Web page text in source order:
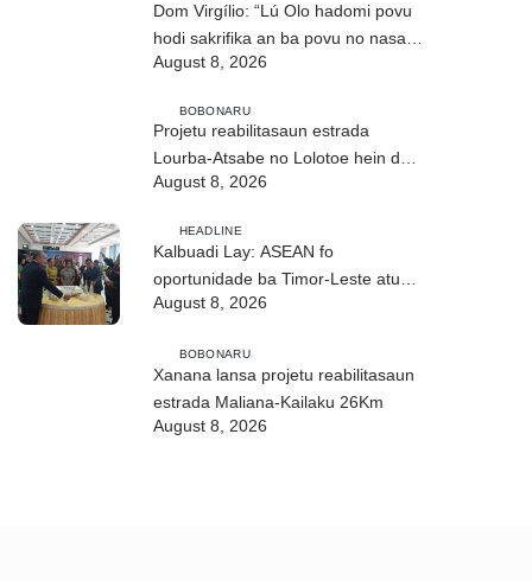
Dom Virgílio: “Lú Olo hadomi povu
hodi sakrifika an ba povu no nasaun
ho fuan”
August 8, 2026
BOBONARU
Projetu reabilitasaun estrada
Lourba-Atsabe no Lolotoe hein de’it
vistu tribunál
August 8, 2026
HEADLINE
Kalbuadi Lay: ASEAN fo
oportunidade ba Timor-Leste atu
aselera transformasaun ekonómika
August 8, 2026
BOBONARU
Xanana lansa projetu reabilitasaun
estrada Maliana-Kailaku 26Km
August 8, 2026